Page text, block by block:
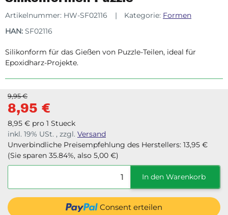
Artikelnummer: HW-SF02116 Kategorie: Formen
HAN: SF02116
Silikonform für das Gießen von Puzzle-Teilen, ideal für
Epoxidharz-Projekte.
9,95 €
8,95 €
8,95 € pro 1 Stueck
inkl. 19% USt. , zzgl. Versand
Unverbindliche Preisempfehlung des Herstellers: 13,95 €
(Sie sparen 35.84%, also 5,00 €)
In den Warenkorb
Consent erteilen